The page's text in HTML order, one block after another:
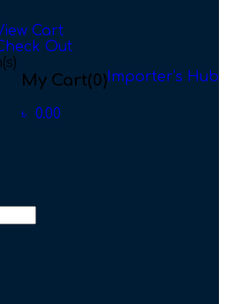
Cart
Out
Importer’s Hub
My Cart(0)
৳ 0.00